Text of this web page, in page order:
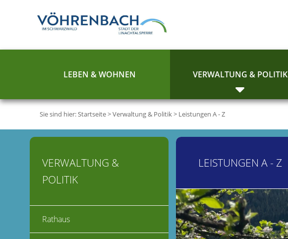
LEBEN & WOHNEN VERWALTUNG & POLITIK
Sie sind hier:Startseite>Verwaltung & Politik> Leistungen A - Z
LEISTUNGEN A - Z
VERWALTUNG &
POLITIK
Rathaus